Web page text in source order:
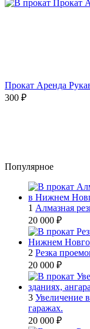
Прокат Аренда
300 ₽
Популярное
1 Алмазная
20 000 ₽
2 Резка
20 000 ₽
3 Увеличение
гаражах.
20 000 ₽